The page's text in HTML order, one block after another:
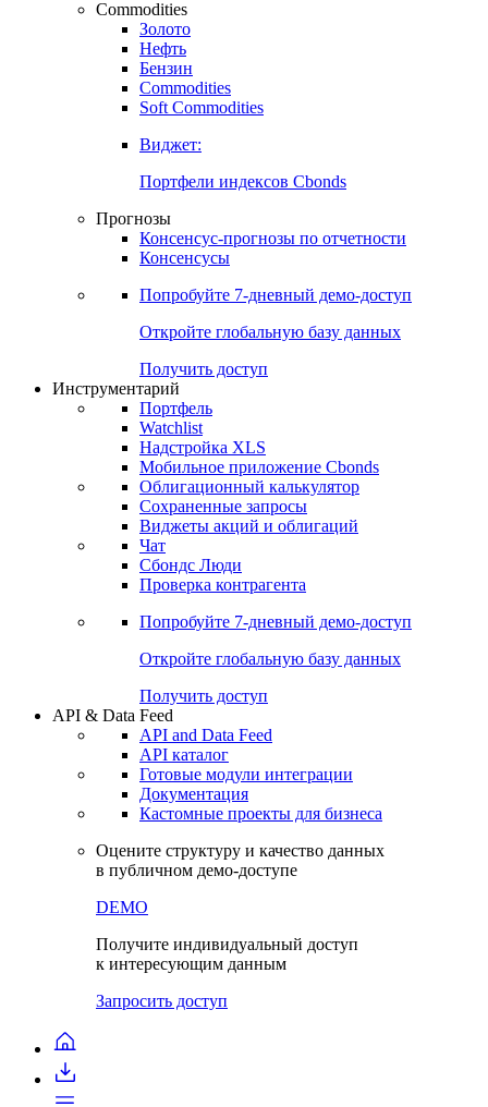
Commodities
Золото
Нефть
Бензин
Commodities
Soft Commodities
Виджет:
Портфели индексов Cbonds
Прогнозы
Консенсус-прогнозы по отчетности
Консенсусы
Попробуйте 7-дневный демо-доступ
Откройте глобальную базу данных
Получить доступ
Инструментарий
Портфель
Watchlist
Надстройка XLS
Мобильное приложение Cbonds
Облигационный калькулятор
Сохраненные запросы
Виджеты акций и облигаций
Чат
Сбондс Люди
Проверка контрагента
Попробуйте 7-дневный демо-доступ
Откройте глобальную базу данных
Получить доступ
API & Data Feed
API and Data Feed
API каталог
Готовые модули интеграции
Документация
Кастомные проекты для бизнеса
Оцените структуру и качество данных
в публичном демо-доступе
DEMO
Получите индивидуальный доступ
к интересующим данным
Запросить доступ